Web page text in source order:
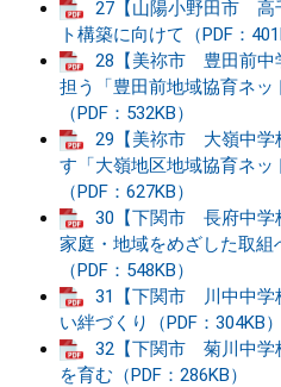
27【山陽小野田市 高
ト構築に向けて（PDF：
28【美祢市 豊田前中
担う「豊田前地域協育ネッ
（PDF：532KB）
29【美祢市 大嶺中学
す「大嶺地区地域協育ネッ
（PDF：627KB）
30【下関市 長府中学
家庭・地域をめざした取組
（PDF：548KB）
31【下関市 川中中学
い絆づくり（PDF：304KB）
32【下関市 菊川中学
を育む（PDF：286KB）